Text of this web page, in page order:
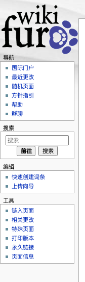
导航
国际门户
最近更改
随机页面
方针指引
帮助
群聊
搜索
编辑
快速创建词条
上传向导
工具
链入页面
相关更改
特殊页面
打印版本
永久链接
页面信息